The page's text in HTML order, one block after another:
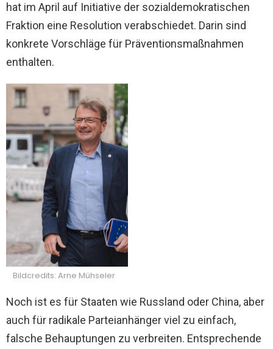
hat im April auf Initiative der sozialdemokratischen
Fraktion eine Resolution verabschiedet. Darin sind
konkrete Vorschläge für Präventionsmaßnahmen
enthalten.
Bildcredits: Arne Mühseler
Noch ist es für Staaten wie Russland oder China, aber
auch für radikale Parteianhänger viel zu einfach,
falsche Behauptungen zu verbreiten. Entsprechende